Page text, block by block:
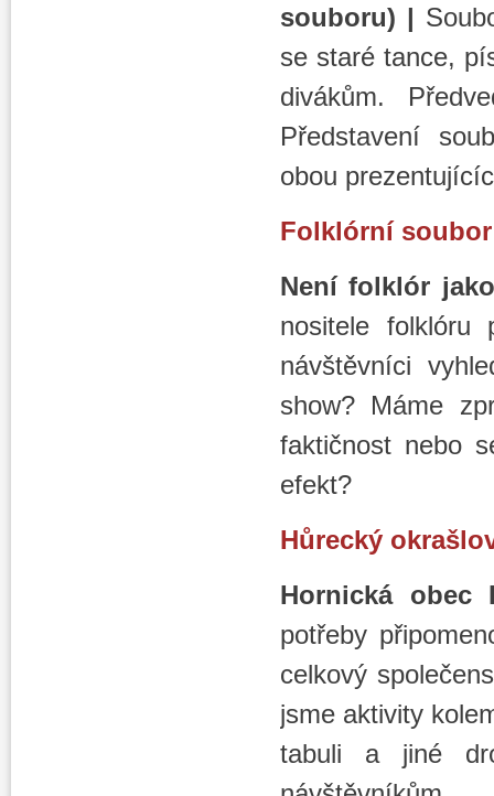
souboru) |
se staré tance,
divákům.
Představení
obou
Folklórní
Není folklór
nositele folklóru
návštěvníci
show? Máme
faktičnost nebo
efekt?
Hůrecký
Hornická obec
potřeby
celkový
jsme aktivity
tabuli a jiné